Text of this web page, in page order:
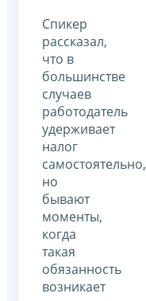
Спикер
рассказал,
что в
большинстве
случаев
работодатель
удерживает
налог
самостоятельно,
но
бывают
моменты,
когда
такая
обязанность
возникает